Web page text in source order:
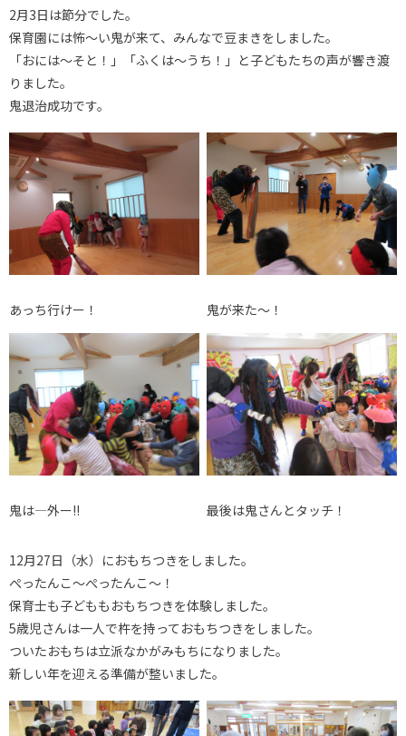
2月3日は節分でした。
保育園には怖～い鬼が来て、みんなで豆まきをしました。
「おには～そと！」「ふくは～うち！」と子どもたちの声が響き渡
りました。
鬼退治成功です。
あっち行けー！ 鬼が来た～！
鬼は―外ー!! 最後は鬼さんとタッチ！
12月27日（水）におもちつきをしました。
ぺったんこ～ぺったんこ～！
保育士も子どももおもちつきを体験しました。
5歳児さんは一人で杵を持っておもちつきをしました。
ついたおもちは立派なかがみもちになりました。
新しい年を迎える準備が整いました。